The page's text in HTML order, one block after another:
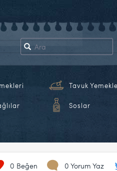
Tavuk
Soslar
0 Beğen 0 Yorum Yaz